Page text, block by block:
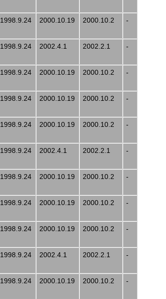
1998.9.24 2000.10.19 2000.10.2 -
1998.9.24 2002.4.1 2002.2.1 -
1998.9.24 2000.10.19 2000.10.2 -
1998.9.24 2000.10.19 2000.10.2 -
1998.9.24 2000.10.19 2000.10.2 -
1998.9.24 2002.4.1 2002.2.1 -
1998.9.24 2000.10.19 2000.10.2 -
1998.9.24 2000.10.19 2000.10.2 -
1998.9.24 2000.10.19 2000.10.2 -
1998.9.24 2002.4.1 2002.2.1 -
1998.9.24 2000.10.19 2000.10.2 -